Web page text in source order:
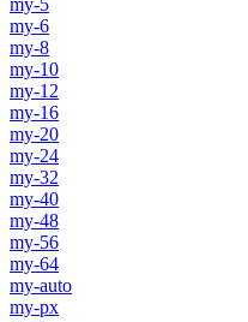
my-6
my-8
my-10
my-12
my-16
my-20
my-24
my-32
my-40
my-48
my-56
my-64
my-auto
my-px